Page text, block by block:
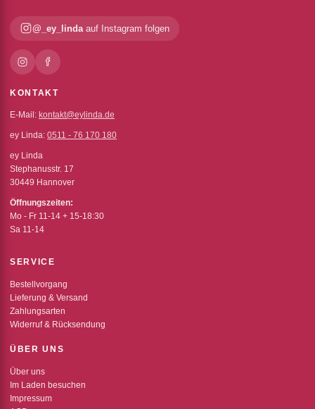
@_ey_linda auf Instagram folgen
KONTAKT
E-Mail: kontakt@eylinda.de
ey Linda: 0511 - 76 170 180
ey Linda
Stephanusstr. 17
30449 Hannover
Öffnungszeiten:
Mo - Fr 11-14 + 15-18:30
Sa 11-14
SERVICE
Bestellvorgang
Lieferung & Versand
Zahlungsarten
Widerruf & Rücksendung
ÜBER UNS
Über uns
Im Laden besuchen
Impressum